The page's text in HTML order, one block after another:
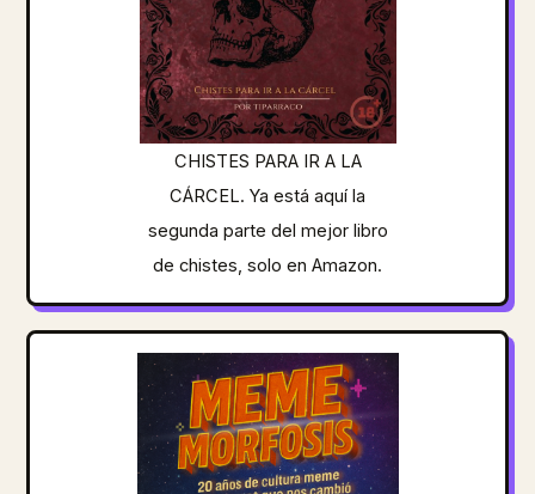
CHISTES PARA IR A LA
CÁRCEL. Ya está aquí la
segunda parte del mejor libro
de chistes, solo en Amazon.